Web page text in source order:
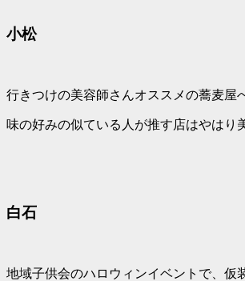
小松
行きつけの美容師さんオススメの蕎麦屋
味の好みの似ている人が推す店はやはり
白石
地域子供会のハロウィンイベントで、仮